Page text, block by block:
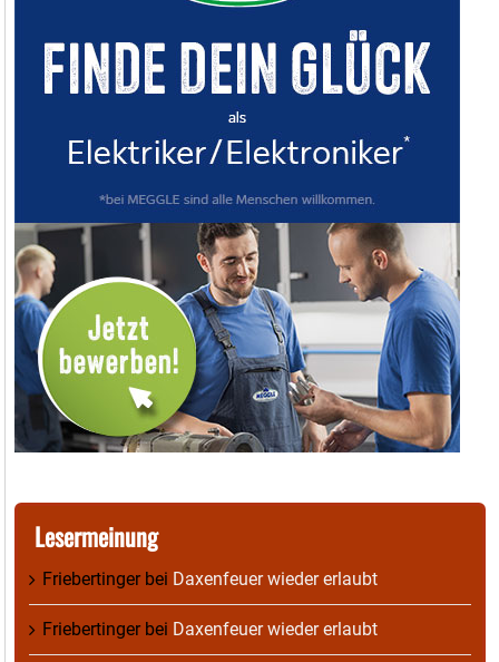
Lesermeinung
Friebertingerbei Daxenfeuer wieder erlaubt
Friebertingerbei Daxenfeuer wieder erlaubt